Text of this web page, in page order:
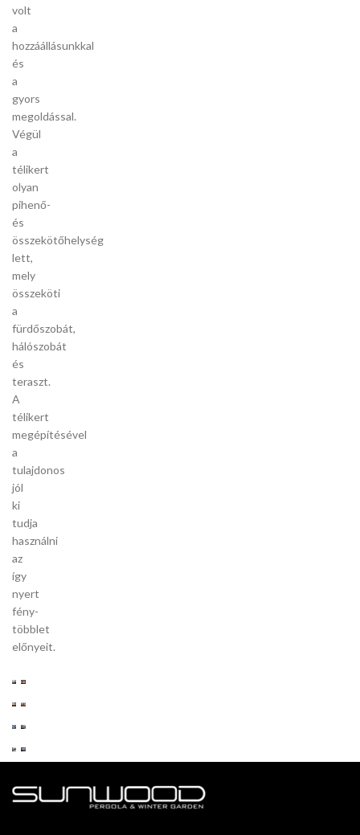
volt
a
hozzáállásunkkal
és
a
gyors
megoldással.
Végül
a
télikert
olyan
pihenő-
és
összekötőhelység
lett,
mely
összeköti
a
fürdőszobát,
hálószobát
és
teraszt.
A
télikert
megépítésével
a
tulajdonos
jól
ki
tudja
használni
az
így
nyert
fény-
többlet
előnyeit.